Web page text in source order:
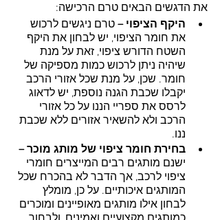
את הדגשים הבאים טרם הרכישה:
היקף הציפוי – טרם ניגשים לרכוש
את חומר הציפוי, יש לבחון את היקף
השטח הדורש ציפוי, זאת על מנת
שיהיה ניתן לרכוש כמות מספיקה של
חומר. שכן, על מנת שכל אזורי הרכב
יקבלו שכבת הגנה נוספת, יש לדאוג
לרסס את ספריי הננו על כל אזורי
הרכב ולא להשאיר אזורים ללא שכבת
ננו.
בחירת חומר ציפוי של מותג מוכר –
ישנם מותגים רבים המייצרים חומרי
ציפוי לרכב, אך הדבר לא בהכרח שכל
המותגים איכותיים. על כן, מומלץ
לבחון אילו מותגים מאופיינים ומוכרים